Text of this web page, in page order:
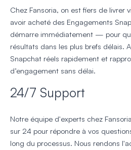
Chez Fansoria, on est fiers de livrer
avoir acheté des Engagements
démarre immédiatement — pour
résultats dans les plus brefs délais.
Snapchat réels rapidement et
d’engagement sans délai.
24/7 Support
Notre équipe d'experts chez
sur 24 pour répondre à vos
long du processus. Nous rendons